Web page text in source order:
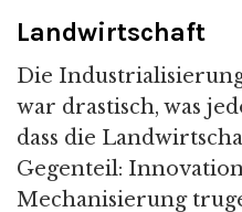
Landwirtschaft
Die
war drastisch, was
dass die
Gegenteil:
Mechanisierung